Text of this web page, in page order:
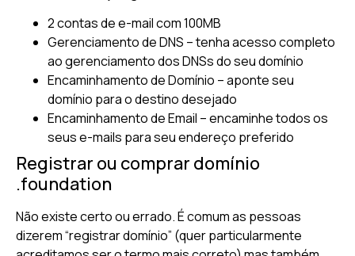
2 contas de e-mail com 100MB
Gerenciamento de DNS – tenha acesso completo
ao gerenciamento dos DNSs do seu domínio
Encaminhamento de Domínio – aponte seu
domínio para o destino desejado
Encaminhamento de Email – encaminhe todos os
seus e-mails para seu endereço preferido
Registrar ou comprar domínio
.foundation
Não existe certo ou errado. É comum as pessoas
dizerem “registrar domínio” (quer particularmente